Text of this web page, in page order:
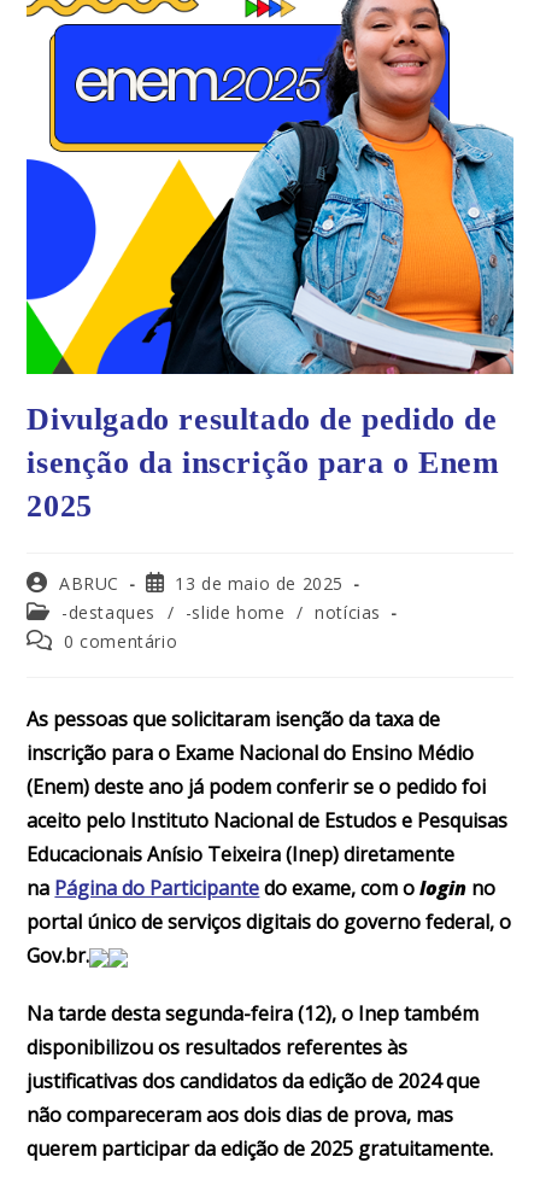
Divulgado resultado de pedido de
isenção da inscrição para o Enem
2025
ABRUC
13 de maio de 2025
-destaques
/ -slide home / notícias
0 comentário
As pessoas que solicitaram isenção da taxa de
inscrição para o Exame Nacional do Ensino Médio
(Enem) deste ano já podem conferir se o pedido foi
aceito pelo Instituto Nacional de Estudos e Pesquisas
Educacionais Anísio Teixeira (Inep) diretamente
na Página do Participantedo exame, com ologin no
portal único de serviços digitais do governo federal, o
Gov.br.
Na tarde desta segunda-feira (12), o Inep também
disponibilizou os resultados referentes às
justificativas dos candidatos da edição de 2024 que
não compareceram aos dois dias de prova, mas
querem participar da edição de 2025 gratuitamente.